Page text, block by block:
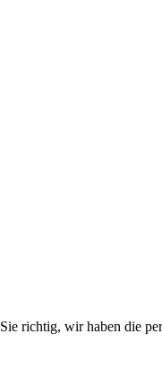
richtig, wir haben die